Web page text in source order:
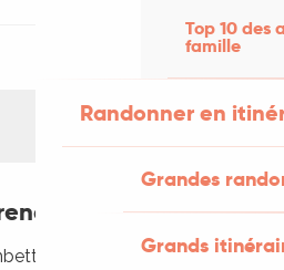
Top 10 des
famille
Randonner en
Grandes
Grands
46100 Figeac